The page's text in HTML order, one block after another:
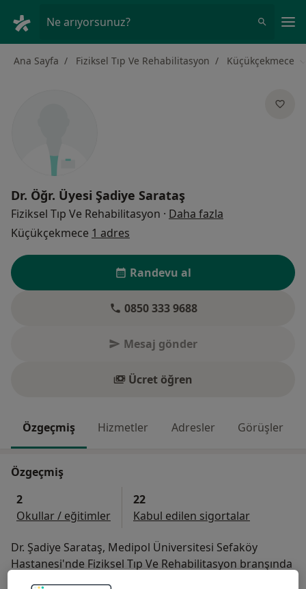
Ne arıyorsunuz?
Ana Sayfa Fiziksel Tıp Ve Rehabilitasyon Küçükçekmece
Dr. Öğr. Üyesi Şadiye Sarataş
Fiziksel Tıp Ve Rehabilitasyon · Daha fazla
Küçükçekmece 1 adres
Randevu al
0850 333 9688
Mesaj gönder
Ücret öğren
Özgeçmiş Hizmetler Adresler Görüşler
Özgeçmiş
2
Okullar / eğitimler
22
Kabul edilen sigortalar
Dr. Şadiye Sarataş, Medipol Üniversitesi Sefaköy
Hastanesi'nde Fiziksel Tıp Ve Rehabilitasyon branşında
hastalarına sağlık hizmeti vermektedir.